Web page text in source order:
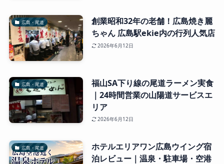
広島・尾道
創業昭和32年の老舗！広島焼き麗
ちゃん 広島駅ekie内の行列人気店
2026年6月12日
広島・尾道
福山SA下り線の尾道ラーメン実食
｜24時間営業の山陽道サービスエ
リア
2026年6月12日
広島・尾道
ホテルエリアワン広島ウイング宿
泊レビュー｜温泉・駐車場・空港